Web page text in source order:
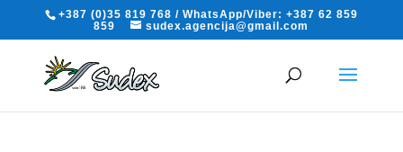
+387 (0)35 819 768 / WhatsApp/Viber: +387 62 859
859
sudex.agencija@gmail.com